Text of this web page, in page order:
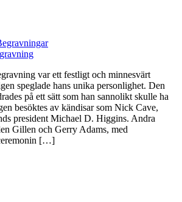
var ett festligt och minnesvärt
speglade hans unika personlighet. Den
på ett sätt som han sannolikt skulle ha
besöktes av kändisar som Nick Cave,
president Michael D. Higgins. Andra
Gillen och Gerry Adams, med
[…]